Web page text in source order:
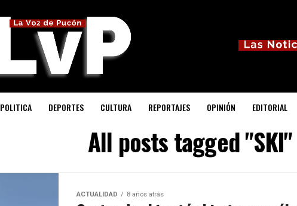
POLITICA DEPORTES CULTURA REPORTAJES OPINIÓN EDITORIAL
All posts tagged "SKI"
ACTUALIDAD 8 años atrás